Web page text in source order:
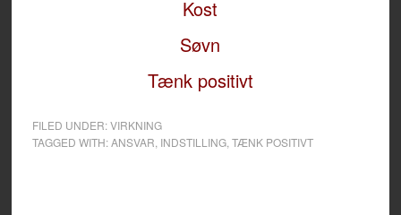
Kost
Søvn
Tænk positivt
FILED UNDER:VIRKNING
TAGGED WITH:ANSVAR INDSTILLING, TÆNK POSITIVT